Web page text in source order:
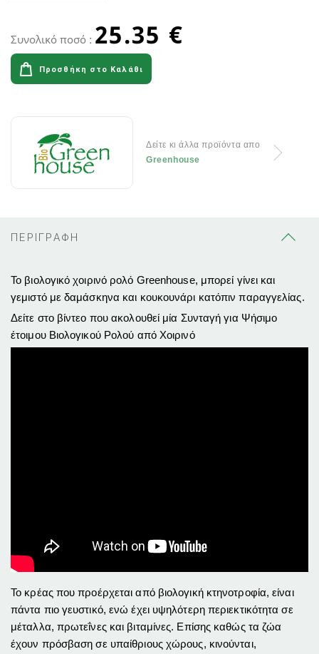
Συνολικό ποσό : 25.35 €
Προσθήκη στο Καλάθι
Δείτε κι άλλα προϊόντα απο
Greenhouse
ΠΕΡΙΓΡΑΦΗ
Το βιολογικό χοιρινό ρολό Greenhouse, μπορεί γίνει και
γεμιστό με δαμάσκηνα και κουκουνάρι κατόπιν παραγγελίας.
Δείτε στο βίντεο που ακολουθεί μία Συνταγή για Ψήσιμο
έτοιμου Βιολογικού Ρολού από Χοιρινό
Το κρέας που προέρχεται από βιολογική κτηνοτροφία, είναι
πάντα πιο γευστικό, ενώ έχει υψηλότερη περιεκτικότητα σε
μέταλλα, πρωτεΐνες και βιταμίνες. Επίσης καθώς τα ζώα
έχουν πρόσβαση σε υπαίθριους χώρους, κινούνται,